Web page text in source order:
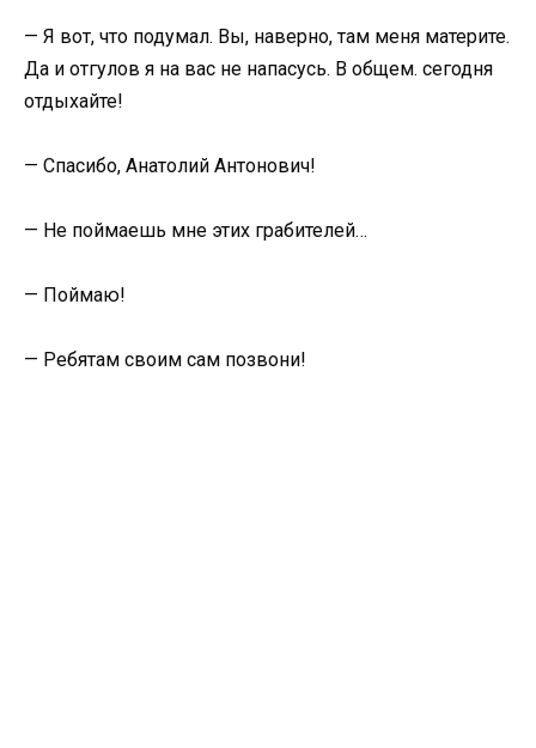
— Я вот, что подумал. Вы, наверно, там меня материте.
Да и отгулов я на вас не напасусь. В общем. сегодня
отдыхайте!
— Спасибо, Анатолий Антонович!
— Не поймаешь мне этих грабителей…
— Поймаю!
— Ребятам своим сам позвони!